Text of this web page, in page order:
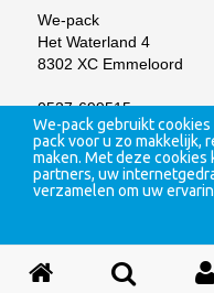
We-pack
Het Waterland 4
8302 XC Emmeloord
0527-699515
Alle prijzen zijnexclusief
We-pack gebruikt
pack voor u zo makkelijk,
maken. Met deze cookies
partners, uw
verzamelen om uw